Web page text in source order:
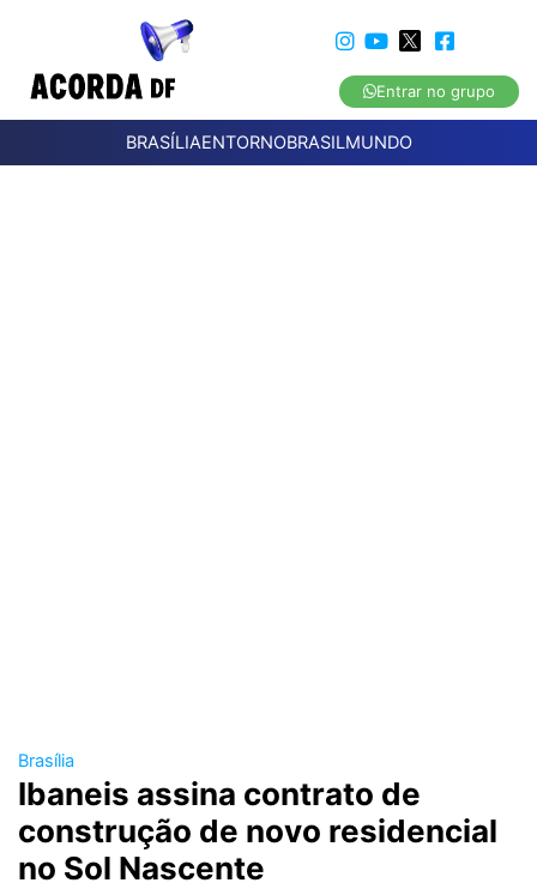
Entrar no grupo
BRASÍLIAENTORNOBRASILMUNDO
Brasília
Ibaneis assina contrato de
construção de novo residencial
no Sol Nascente